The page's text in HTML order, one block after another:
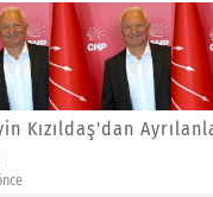
Kızıldaş'dan